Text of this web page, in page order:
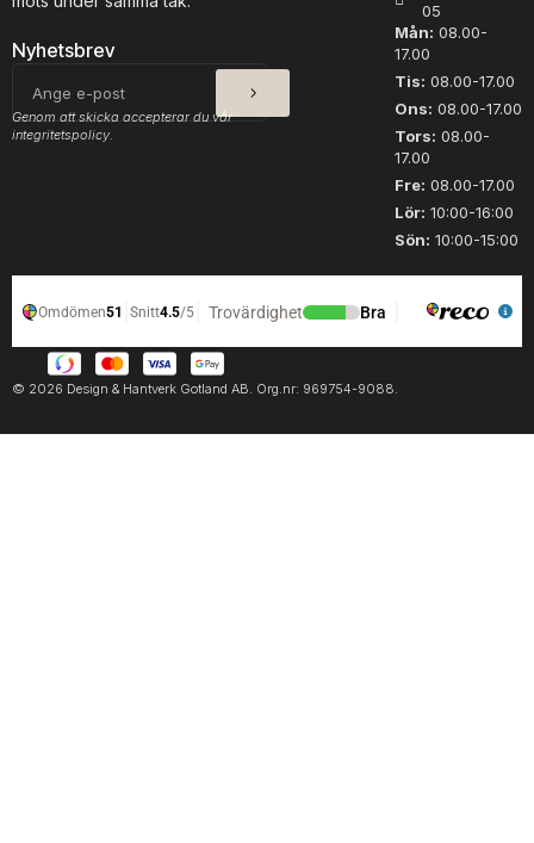
Nyhetsbrev
post
SKICKA
Genom att skicka accepterar du vår
integritetspolicy.
05
Mån: 08.00-
17.00
Tis: 08.00-17.00
Ons: 08.00-17.00
Tors: 08.00-
17.00
Fre: 08.00-17.00
Lör: 10:00-16:00
Sön: 10:00-15:00
© 2026 Design & Hantverk Gotland AB. Org.nr: 969754-9088.